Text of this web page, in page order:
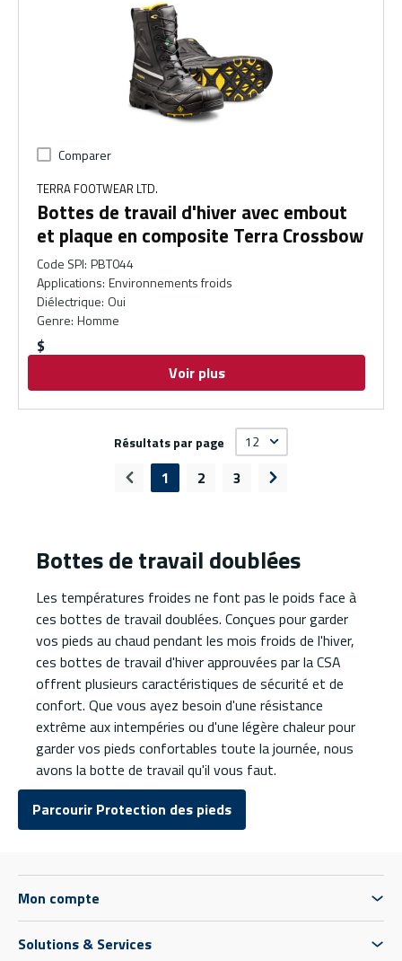
Comparer
TERRA FOOTWEAR LTD.
Bottes de travail d'hiver avec embout
et plaque en composite Terra Crossbow
Code SPI: PBT044
Applications: Environnements froids
Diélectrique: Oui
Genre: Homme
$
Voir plus
Résultats par page
Page précédente
1 2 3 Page suivante
Bottes de travail doublées
Les températures froides ne font pas le poids face à
ces bottes de travail doublées. Conçues pour garder
vos pieds au chaud pendant les mois froids de l'hiver,
ces bottes de travail d'hiver approuvées par la CSA
offrent plusieurs caractéristiques de sécurité et de
confort. Que vous ayez besoin d'une résistance
extrême aux intempéries ou d'une légère chaleur pour
garder vos pieds confortables toute la journée, nous
avons la botte de travail qu'il vous faut.
Parcourir Protection des pieds
Mon compte
Solutions & Services